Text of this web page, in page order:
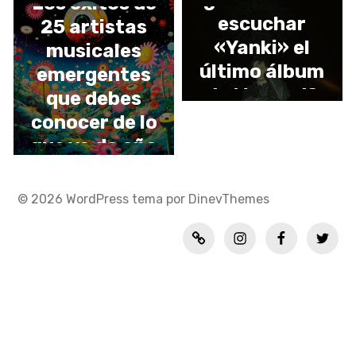
25 artistas
musicales
emergentes
que debes
conocer de lo
que va de año
escuchar
«Yanki» el
último álbum
de Menend?
© 2026 WordPress tema por DinevThemes
Política
de
INSTAGRAMFACEBOOK